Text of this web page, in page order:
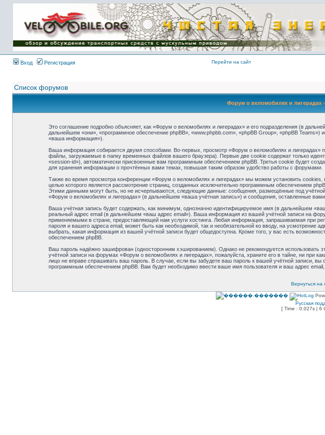
Имя пользователя:
Пароль:
{ LOG_ME_IN_SHORT
}
Вход Регистрация Перейти на сайт
Список форумов
Форум о веломобилях и лигерадах
Это соглашение подробно объясняет, как «Форум о веломобилях и лигерадах» и его подразделения (в
дальнейшем «они», «программное обеспечение phpBB», «www.phpbb.com», «phpBB Group», «phpBB
«ваша информация»).
Ваша информация собирается двумя способами. Во-первых, просмотр «Форум о веломобилях и
файлы, загружаемые в папку временных файлов вашего браузера). Первые две cookie содержат только
«session-id»), автоматически присвоенные вам программным обеспечением phpBB. Третья cookie будет
для хранения информации о прочтённых вами темах, повышая таким образом удобство работы с форумами.
Также во время просмотра конференции «Форум о веломобилях и лигерадах» мы можем установить
целью которого является рассмотрение страниц, созданных исключительно программным обеспечением
Этими данными могут быть, но не исчерпываются, следующие данные: сообщения, размещённые под
«Форум о веломобилях и лигерадах» (в дальнейшем «ваша учётная запись») и сообщения, оставленные
Ваша учётная запись будет содержать, как минимум, однозначно идентифицируемое имя (в дальнейшем
реальный адрес email (в дальнейшем «ваш адрес email»). Ваша информация из вашей учётной записи на
применяемыми в стране, предоставляющей нам услуги хостинга. Любая информация, запрашиваемая при
пароля и вашего адреса email, может быть как необходимой, так и необязательной ко вводу, на
выбрать, какая информация из вашей учётной записи будет общедоступна. Кроме того, у вас есть
обеспечением phpBB.
Ваш пароль надёжно зашифрован (односторонним хэшированием). Однако не рекомендуется использовать
учётной записи на форумах «Форум о веломобилях и лигерадах», пожалуйста, храните его в тайне, ни при
лицо не вправе спрашивать ваш пароль. В случае, если вы забудете ваш пароль к вашей учётной записи,
программным обеспечением phpBB. Вам будет необходимо ввести ваше имя пользователя и ваш адрес
Вернуться на
Русская
[ Time : 0.027s | 6